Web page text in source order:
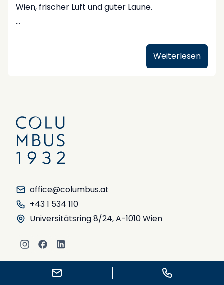
Wien, frischer Luft und guter Laune.
uns zahlreiche Kongresse, Meetings und Events
Kund:innen durch einen intensiven
Veranstaltungs-Herbst.
#CongressAndEvents
#HausDesReisens#COLUMBUSEvents
Weiterlesen
E-Mail schreiben Anrufen
office@columbus.at
+43 1 534 110
Universitätsring 8/24, A-1010 Wien
Instagram
Facebook
LinkedIn
Unternehmen